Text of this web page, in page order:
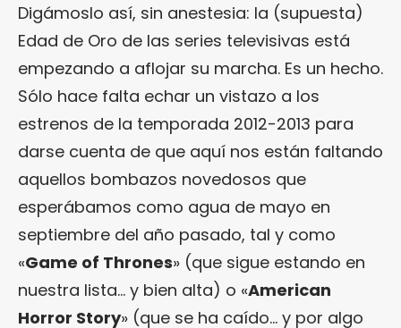
Digámoslo así, sin anestesia: la (supuesta)
Edad de Oro de las series televisivas está
empezando a aflojar su marcha. Es un hecho.
Sólo hace falta echar un vistazo a los
estrenos de la temporada 2012-2013 para
darse cuenta de que aquí nos están faltando
aquellos bombazos novedosos que
esperábamos como agua de mayo en
septiembre del año pasado, tal y como
«Game of Thrones» (que sigue estando en
nuestra lista… y bien alta) o «American
Horror Story» (que se ha caído… y por algo